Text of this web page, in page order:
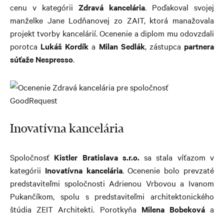
cenu v kategórii Zdravá kancelária. Poďakoval svojej
manželke Jane Lodňanovej zo ZAIT, ktorá manažovala
projekt tvorby kancelárií. Ocenenie a diplom mu odovzdali
porotca Lukáš Kordík a Milan Sedlák, zástupca partnera
súťaže Nespresso.
Inovatívna kancelária
Spoločnosť Kistler Bratislava s.r.o.sa stala víťazom v
kategórii Inovatívna kancelária. Ocenenie bolo prevzaté
predstaviteľmi spoločnosti Adrienou Vrbovou a Ivanom
Pukančíkom, spolu s predstaviteľmi architektonického
štúdia ZEIT Architekti. Porotkyňa Milena Bobekováa